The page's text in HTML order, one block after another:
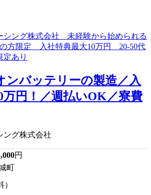
ンバッテリーの製造／入
万円！／週払いOK／寮費
ング株式会社
円
町